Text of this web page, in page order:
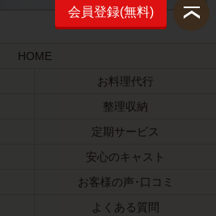
会員登録(無料)
HOME
お料理代行
整理収納
定期サービス
安心のキャスト
お客様の声･口コミ
よくある質問